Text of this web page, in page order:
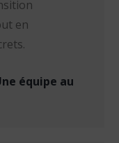
en
équipe au